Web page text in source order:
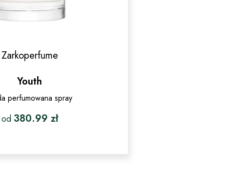
Zarkoperfume
Youth
perfumowana spray
od 380.99 zł
ma